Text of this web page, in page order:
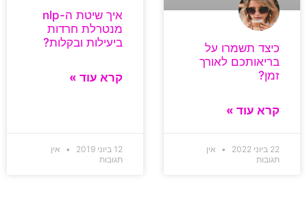
כיצד תשמרו על
בריאותכם לאורך
זמן?
קרא עוד »
22 ביוני 2022
אין
תגובות
איך שיטת ה-nlp
מנטרלת חרדות
ביעילות ובקלות?
קרא עוד »
12 ביוני 2019
אין
תגובות